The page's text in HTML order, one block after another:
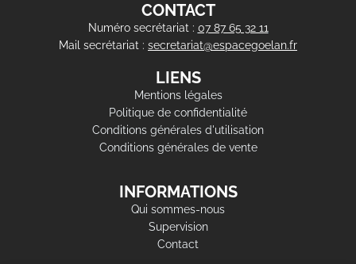
CONTACT
Numéro secrétariat : 07 87 65 32 11
Mail secrétariat : secretariat@espacegoelan.fr
LIENS
Mentions légales
Politique de confidentialité
Conditions générales d'utilisation
Conditions générales de vente
INFORMATIONS
Qui sommes-nous
Supervision
Contact